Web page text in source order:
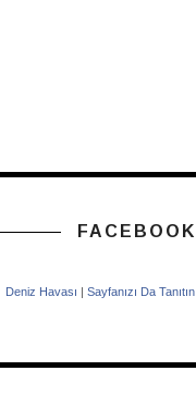
FACEBOOK
Deniz Havası | Sayfanızı Da Tanıtın